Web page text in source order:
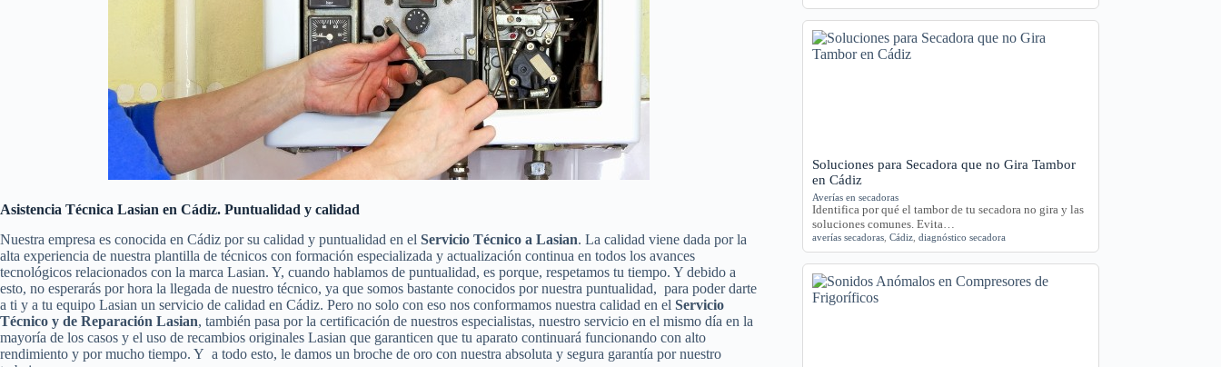
Asistencia Técnica Lasian en Cádiz. Puntualidad y calidad
Nuestra empresa es conocida en Cádiz por su calidad y puntualidad en el Servicio Técnico a Lasian. La calidad viene dada por la
alta experiencia de nuestra plantilla de técnicos con formación especializada y actualización continua en todos los avances
tecnológicos relacionados con la marca Lasian. Y, cuando hablamos de puntualidad, es porque, respetamos tu tiempo. Y debido a
esto, no esperarás por hora la llegada de nuestro técnico, ya que somos bastante conocidos por nuestra puntualidad, para poder darte
a ti y a tu equipo Lasian un servicio de calidad en Cádiz. Pero no solo con eso nos conformamos nuestra calidad en el Servicio
Técnico y de Reparación Lasian, también pasa por la certificación de nuestros especialistas, nuestro servicio en el mismo día en la
mayoría de los casos y el uso de recambios originales Lasian que garanticen que tu aparato continuará funcionando con alto
rendimiento y por mucho tiempo. Y a todo esto, le damos un broche de oro con nuestra absoluta y segura garantía por nuestro
Soluciones para Secadora que no Gira Tambor
en Cádiz
Averías en secadoras
Identifica por qué el tambor de tu secadora no gira y las
soluciones comunes. Evita…
averías secadoras ,Cádiz ,diagnóstico secadora